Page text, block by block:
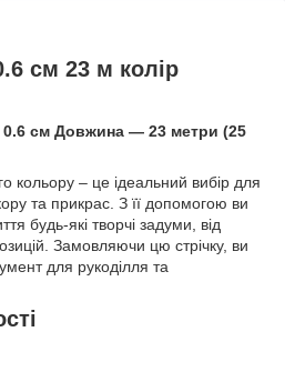
см 23 м колір
0.6 см Довжина ― 23 метри (25
кольору – це ідеальний вибір для
та прикрас. З її допомогою ви
будь-які творчі задуми, від
Замовляючи цю стрічку, ви
для рукоділля та